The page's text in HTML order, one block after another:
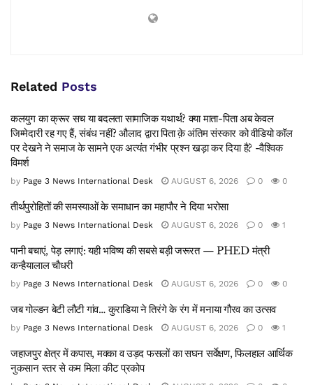
Related Posts
कलयुग का क्रूर सच या बदलता सामाजिक यथार्थ? क्या माता-पिता अब केवल
जिम्मेदारी रह गए हैं, संबंध नहीं? औलाद द्वारा पिता क़े अंतिम संस्कार को वीडियो कॉल
पर देखने ने समाज के सामने एक अत्यंत गंभीर प्रश्न खड़ा कर दिया है? -वैश्विक
विमर्श
by Page 3 News International Desk AUGUST 6, 2026 0 0
तीर्थपुरोहितों की समस्याओं के समाधान का महापौर ने दिया भरोसा
by Page 3 News International Desk AUGUST 6, 2026 0 1
पानी बचाएं, पेड़ लगाएं: यही भविष्य की सबसे बड़ी जरूरत — PHED मंत्री
कन्हैयालाल चौधरी
by Page 3 News International Desk AUGUST 6, 2026 0 0
जब गोल्डन बेटी लौटी गांव… कुराडिया ने तिरंगे के रंग में मनाया गौरव का उत्सव
by Page 3 News International Desk AUGUST 6, 2026 0 1
जहाजपुर क्षेत्र में कपास, मक्का व उड़द फसलों का सघन सर्वेक्षण, फिलहाल आर्थिक
नुकसान स्तर से कम मिला कीट प्रकोप